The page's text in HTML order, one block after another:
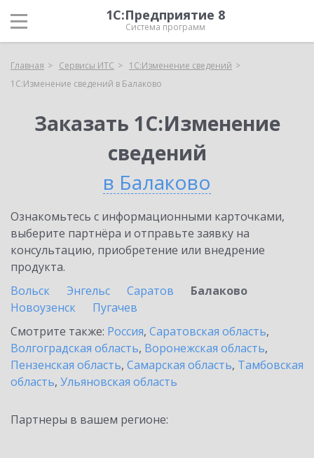
1С:Предприятие 8
Система программ
Главная Сервисы ИТС
1С:Изменение сведений
1С:Изменение сведений в Балаково
Заказать 1С:Изменение
сведений
в Балаково
Ознакомьтесь с информационными карточками,
выберите партнёра и отправьте заявку на
консультацию, приобретение или внедрение
продукта.
Вольск
Энгельс Саратов
Балаково
Новоузенск
Пугачев
Смотрите также: Россия, Саратовская область,
Волгоградская область, Воронежская область,
Пензенская область, Самарская область, Тамбовская
область, Ульяновская область
Партнеры в вашем регионе: